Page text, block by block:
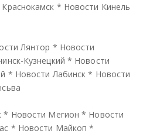
* Новости Кинель
Лянтор * Новости
Кузнецкий * Новости
* Новости Лабинск * Новости
* Новости Мегион * Новости
* Новости Майкоп *